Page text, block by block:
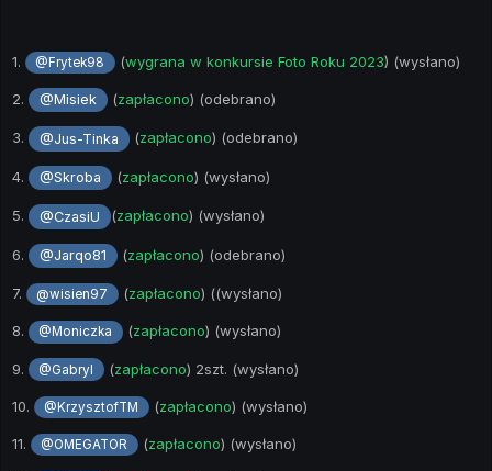
1. @Frytek98 (wygrana w konkursie Foto Roku 2023) (wysłano)
2. @Misiek (zapłacono) (odebrano)
3. @Jus-Tinka (zapłacono) (odebrano)
4. @Skroba (zapłacono) (wysłano)
5. @CzasiU (zapłacono) (wysłano)
6. @Jarqo81 (zapłacono) (odebrano)
7. @wisien97 (zapłacono) ((wysłano)
8. @Moniczka (zapłacono) (wysłano)
9. @Gabryl (zapłacono) 2szt. (wysłano)
10. @KrzysztofTM (zapłacono) (wysłano)
11. @OMEGATOR (zapłacono) (wysłano)